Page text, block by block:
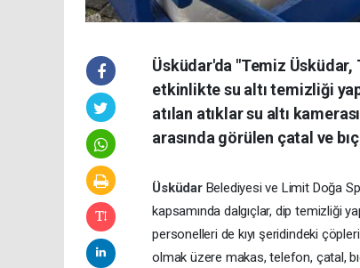
Üsküdar'da "Temiz Üsküdar,
etkinlikte su altı temizliği
atılan atıklar su altı
arasında görülen çatal ve
Üsküdar Belediyesi ve Limit Doğa
kapsamında dalgıçlar, dip temizliği
personelleri de kıyı şeridindeki
olmak üzere makas, telefon, çatal,